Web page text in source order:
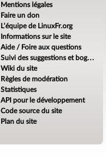
Mentions légales
Faire un don
L’équipe de LinuxFr.org
Informations sur le site
Aide / Foire aux questions
Suivi des suggestions et bogues
Wiki du site
Règles de modération
Statistiques
API pour le développement
Code source du site
Plan du site